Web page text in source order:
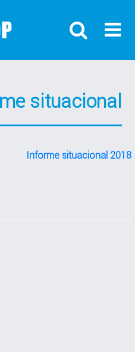
situacional
Informe situacional 2018